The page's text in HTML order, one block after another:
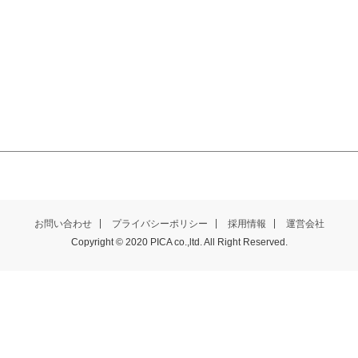
お問い合わせ プライバシーポリシー 採用情報 運営会社
Copyright © 2020 PICA co.,ltd. All Right Reserved.